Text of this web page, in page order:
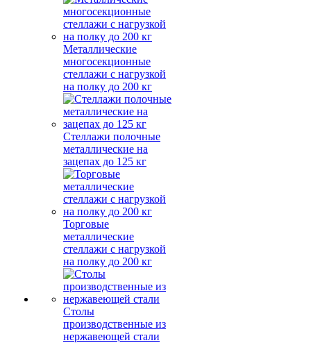
Металлические
многосекционные
стеллажи с нагрузкой
на полку до 200 кг
Стеллажи полочные
металлические на
зацепах до 125 кг
Торговые
металлические
стеллажи с нагрузкой
на полку до 200 кг
Столы
производственные из
нержавеющей стали